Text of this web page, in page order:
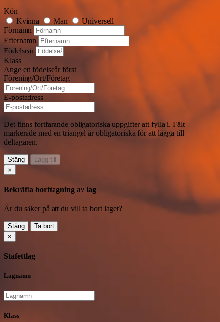
Kön
Kvinna
Man
Universell
Förnamn
Efternamn
Födelseår
Klass
Ange ett födelseår först
Förening/Ort/Företag
E-postadress
Det finns fortfarande obligatoriska uppgifter att fylla i. Fält
markerade med en triangel är obligatoriska för att lägga till
deltagaren.
Stäng
Lägg till
×
Bekräfta borttagning av lag
Är du säker på att du vill ta bort laget?
Stäng
Ta bort
×
Stafettlag
Lagnamn
Klass